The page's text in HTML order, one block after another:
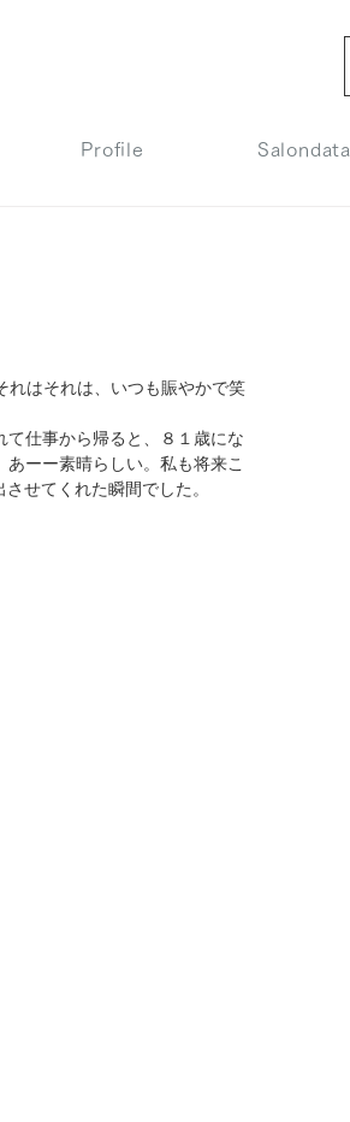
Profile Salondata
れはそれは、いつも賑やかで笑
仕事から帰ると、８１歳にな
ーー素晴らしい。私も将来こ
せてくれた瞬間でした。